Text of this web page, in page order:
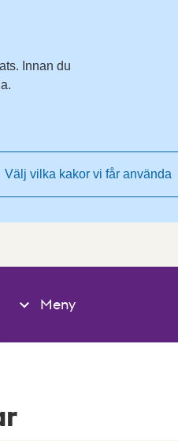
Innan du
Välj vilka kakor vi får använda
Meny